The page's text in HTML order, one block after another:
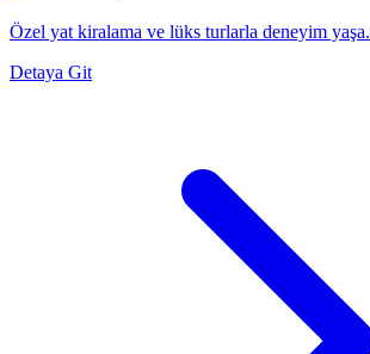
Özel yat kiralama ve lüks turlarla deneyim yaşa.
Detaya Git